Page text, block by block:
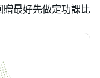
最好先做定功課比